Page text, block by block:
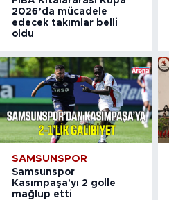
2026’da mücadele
edecek takımlar belli
oldu
SAMSUNSPOR
Samsunspor
Kasımpaşa'yı 2 golle
mağlup etti